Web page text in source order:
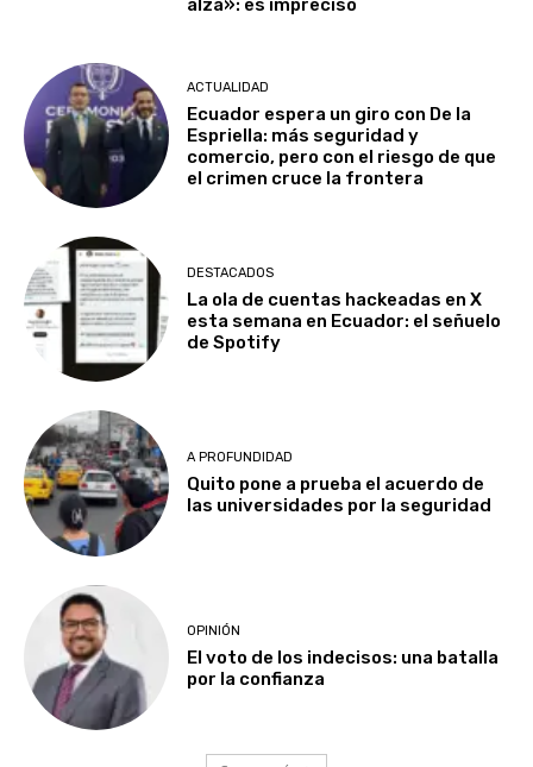
alza»: es impreciso
ACTUALIDAD
Ecuador espera un giro con De la
Espriella: más seguridad y
comercio, pero con el riesgo de que
el crimen cruce la frontera
DESTACADOS
La ola de cuentas hackeadas en X
esta semana en Ecuador: el señuelo
de Spotify
A PROFUNDIDAD
Quito pone a prueba el acuerdo de
las universidades por la seguridad
OPINIÓN
El voto de los indecisos: una batalla
por la confianza